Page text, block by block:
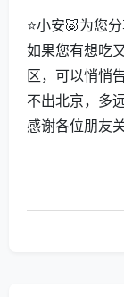
⭐小安🐷为您
如果您有想吃
区，可以悄悄
不出北京，多
感谢各位朋友关